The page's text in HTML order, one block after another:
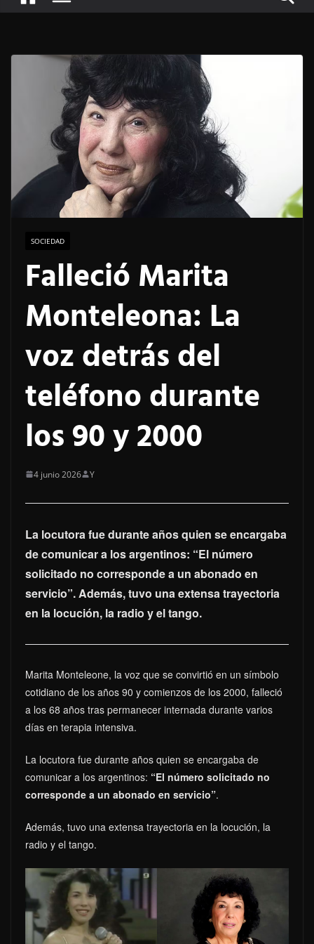
SOCIEDAD
Falleció Marita
Monteleona: La
voz detrás del
teléfono durante
los 90 y 2000
4 junio 2026 Y
La locutora fue durante años quien se encargaba
de comunicar a los argentinos: “El número
solicitado no corresponde a un abonado en
servicio”. Además, tuvo una extensa trayectoria
en la locución, la radio y el tango.
Marita Monteleone, la voz que se convirtió en un símbolo
cotidiano de los años 90 y comienzos de los 2000, falleció
a los 68 años tras permanecer internada durante varios
días en terapia intensiva.
La locutora fue durante años quien se encargaba de
comunicar a los argentinos: “El número solicitado no
corresponde a un abonado en servicio”.
Además, tuvo una extensa trayectoria en la locución, la
radio y el tango.